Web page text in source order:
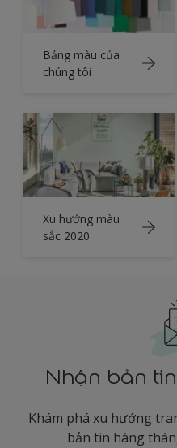
Bảng màu của
chúng tôi
Xu hướng màu
sắc 2020
Nhận bản
Khám phá xu hướng
bản tin hàng